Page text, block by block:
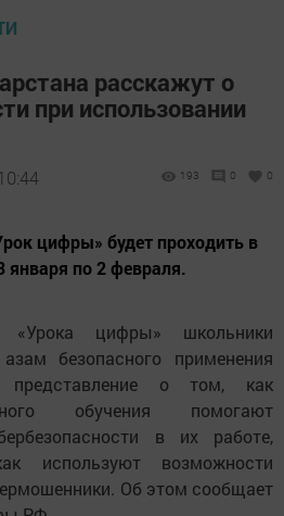
расскажут о
при использовании
193 0 0
цифры» будет проходить в
января по 2 февраля.
цифры» школьники
безопасного применения
представление о том, как
обучения помогают
в их работе,
используют возможности
Об этом сообщает